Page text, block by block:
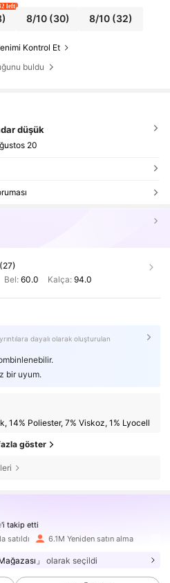
left
8/10(30) 8/10 (32)
Kontrol Et
buldu
düşük
20
Bel: 60.0 Kalça: 94.0
dayalı olarak oluşturulan
bir uyum.
14% Poliester, 7% Viskoz, 1% Lyocell
göster
satıldı 6.1M Yeniden satın alma
」 olarak seçildi